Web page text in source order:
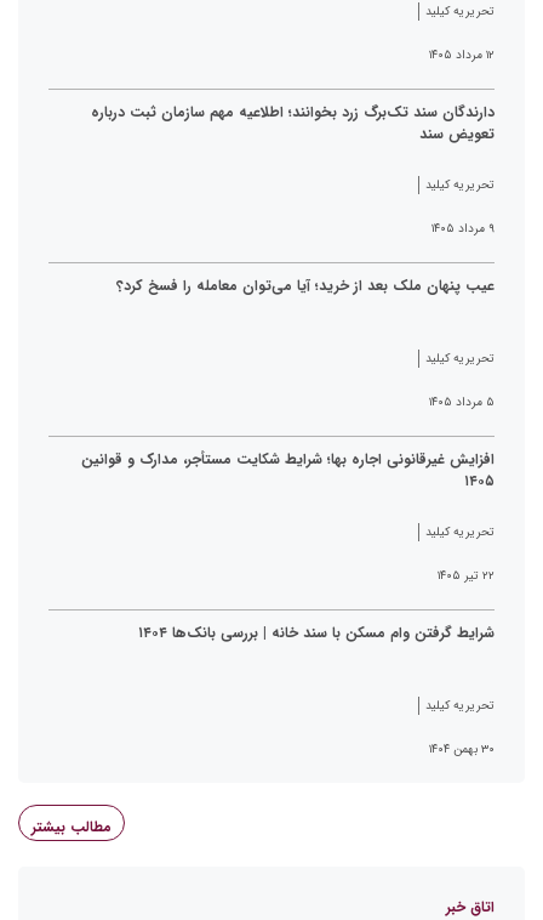
تحریریه کیلید
۱۲ مرداد ۱۴۰۵
دارندگان سند تک‌برگ زرد بخوانند؛ اطلاعیه مهم سازمان ثبت درباره
تعویض سند
تحریریه کیلید
۹ مرداد ۱۴۰۵
عیب پنهان ملک بعد از خرید؛ آیا می‌توان معامله را فسخ کرد؟
تحریریه کیلید
۵ مرداد ۱۴۰۵
افزایش غیرقانونی اجاره بها؛ شرایط شکایت مستأجر، مدارک و قوانین
۱۴۰۵
تحریریه کیلید
۲۲ تیر ۱۴۰۵
شرایط گرفتن وام مسکن با سند خانه | بررسی بانک‌ها ۱۴۰۴
تحریریه کیلید
۳۰ بهمن ۱۴۰۴
مطالب بیشتر
اتاق خبر